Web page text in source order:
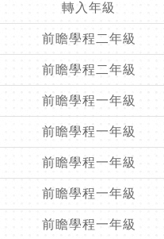
轉入年級
前瞻學程二年級
前瞻學程二年級
前瞻學程一年級
前瞻學程一年級
前瞻學程一年級
前瞻學程一年級
前瞻學程一年級